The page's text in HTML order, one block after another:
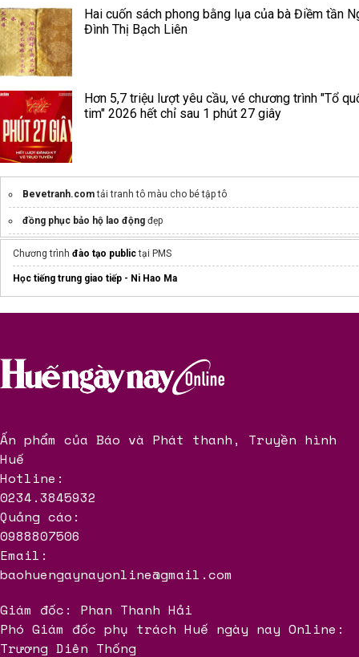
Hai cuốn sách phong bằng lụa của bà Điềm tần
Đình Thị Bạch Liên
Hơn 5,7 triệu lượt yêu cầu, vé chương trình "Tổ
tim" 2026 hết chỉ sau 1 phút 27 giây
Bevetranh.comtải tranh tô màu cho bé tập tô
đồng phục bảo hộ lao động đẹp
Chương trình đào tạo publictại PMS
Học tiếng trung giao tiếp - Ni Hao Ma
Ấn phẩm của Báo và Phát thanh, Truyền hình
Huế
Hotline:
0234.3845932
Quảng cáo:
0988807506
Email:
baohuengaynayonline@gmail.com
Giám đốc: Phan Thanh Hải
Phó Giám đốc phụ trách Huế ngày nay Online:
Trương Diên Thống